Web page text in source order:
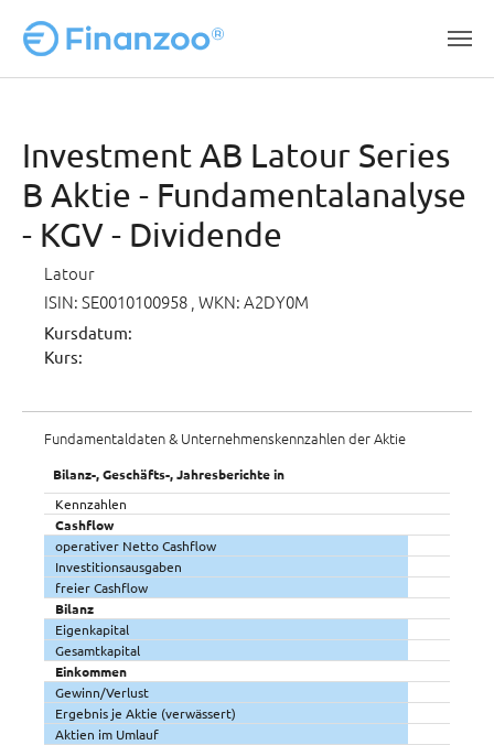
Investment AB Latour Series
B Aktie - Fundamentalanalyse
- KGV - Dividende
Latour
ISIN: SE0010100958 , WKN: A2DY0M
Kursdatum:
Kurs:
Fundamentaldaten & Unternehmenskennzahlen der Aktie
Bilanz-, Geschäfts-, Jahresberichte in
Kennzahlen
Cashflow
operativer Netto Cashflow
Investitionsausgaben
freier Cashflow
Bilanz
Eigenkapital
Gesamtkapital
Einkommen
Gewinn/Verlust
Ergebnis je Aktie (verwässert)
Aktien im Umlauf